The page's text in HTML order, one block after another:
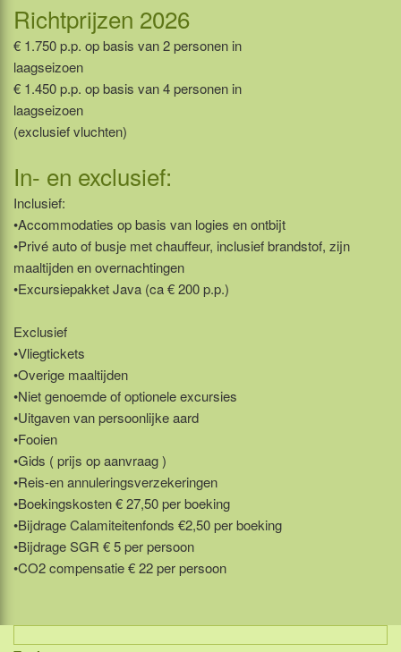
Richtprijzen 2026
€ 1.750 p.p. op basis van 2 personen in
laagseizoen
€ 1.450 p.p. op basis van 4 personen in
laagseizoen
(exclusief vluchten)
In- en exclusief:
Inclusief:
•Accommodaties op basis van logies en ontbijt
•Privé auto of busje met chauffeur, inclusief brandstof, zijn
maaltijden en overnachtingen
•Excursiepakket Java (ca € 200 p.p.)
Exclusief
•Vliegtickets
•Overige maaltijden
•Niet genoemde of optionele excursies
•Uitgaven van persoonlijke aard
•Fooien
•Gids ( prijs op aanvraag )
•Reis-en annuleringsverzekeringen
•Boekingskosten € 27,50 per boeking
•Bijdrage Calamiteitenfonds €2,50 per boeking
•Bijdrage SGR € 5 per persoon
•CO2 compensatie € 22 per persoon